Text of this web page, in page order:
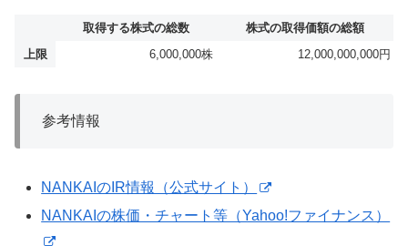
取得する株式の総数
株式の取得価額の総額
上限
6,000,000株 12,000,000,000円
参考情報
NANKAIのIR情報（公式サイト）
NANKAIの株価・チャート等（Yahoo!ファイナンス）